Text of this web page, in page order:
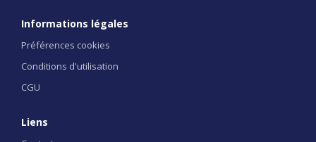
Informations légales
Préférences cookies
Conditions d'utilisation
CGU
Liens